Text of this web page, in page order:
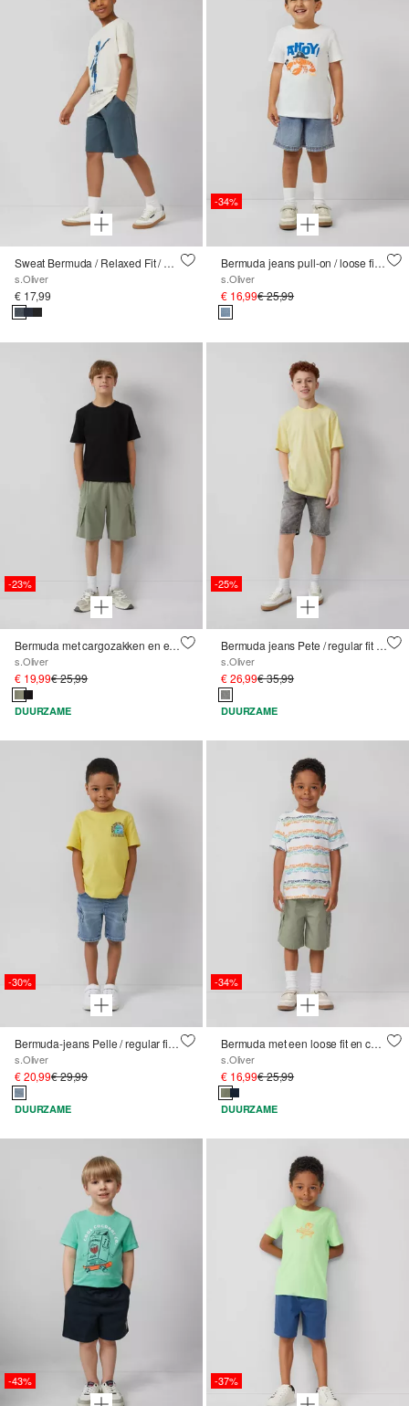
Sweat Bermuda / Relaxed Fit / Mid Rise / Wijde Pijp
s.Oliver
€ 17,99
-34%
Bermuda jeans pull-on / loose fit / high rise / wijde pijpen
s.Oliver
€ 16,99€ 25,99
-23%
Bermuda met cargozakken en een loose fit
s.Oliver
€ 19,99€ 25,99
DUURZAME
-25%
Bermuda jeans Pete / regular fit / mid rise / straight leg / in wijdte verstelbaar aan de binnenkant
s.Oliver
€ 26,99€ 35,99
DUURZAME
-30%
Bermuda-jeans Pelle / regular fit / mid rise / straight leg / cargozakken
s.Oliver
€ 20,99€ 29,99
DUURZAME
-34%
Bermuda met een loose fit en cargozakken
s.Oliver
€ 16,99€ 25,99
DUURZAME
-43% -37%